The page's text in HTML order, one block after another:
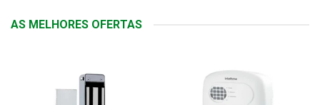
AS MELHORES OFERTAS